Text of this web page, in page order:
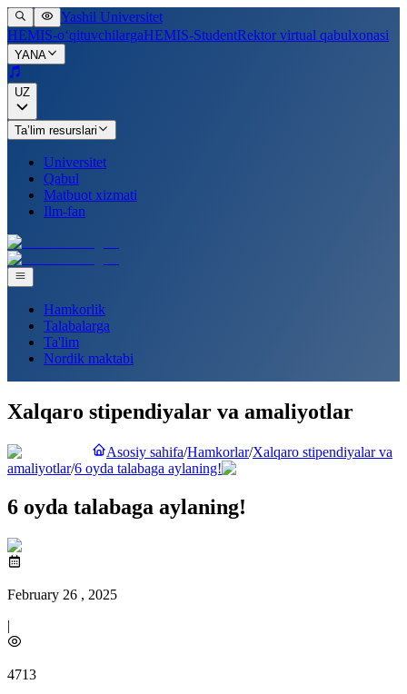
Yashil Universitet
HEMIS-o‘qituvchilargaHEMIS-StudentRektor virtual qabulxonasi
YANA
UZ
Ta’lim resurslari
Universitet
Qabul
Matbuot xizmati
Ilm-fan
Hamkorlik
Talabalarga
Ta'lim
Nordik maktabi
Xalqaro stipendiyalar va amaliyotlar
Asosiy sahifa/Hamkorlar/Xalqaro stipendiyalar va
amaliyotlar/6 oyda talabaga aylaning!
6 oyda talabaga aylaning!
February 26 , 2025
|
4713